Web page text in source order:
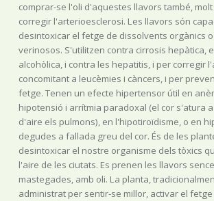
comprar-se l'oli d'aquestes llavors també,
corregir l'arterioesclerosi. Les llavors són
desintoxicar el fetge de dissolvents orgànics
verinosos. S'utilitzen contra cirrosis hepàtica,
alcohòlica, i contra les hepatitis, i per corregir
concomitant a leucèmies i càncers, i per
fetge. Tenen un efecte hipertensor útil en
hipotensió i arrítmia paradoxal (el cor s'atura
d'aire els pulmons), en l'hipotiroïdisme, o en
degudes a fallada greu del cor. És de les
desintoxicar el nostre organisme dels tòxics
l'aire de les ciutats. Es prenen les llavors
mastegades, amb oli. La planta,
administrat per sentir-se millor, activar el fetge